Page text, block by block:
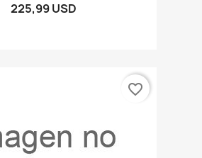
225,99 USD
favorite_border